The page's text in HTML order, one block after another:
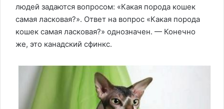
людей задаются вопросом: «Какая порода кошек
самая ласковая?». Ответ на вопрос «Какая порода
кошек самая ласковая?» однозначен. — Конечно
же, это канадский сфинкс.